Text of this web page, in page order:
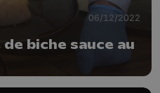
06/12/2022
biche sauce au